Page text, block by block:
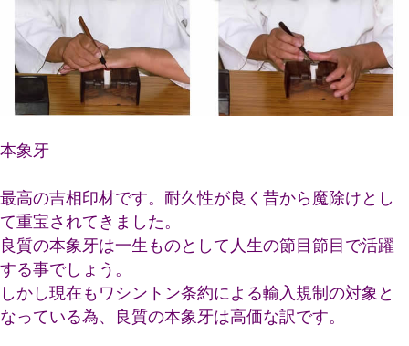
本象牙
最高の吉相印材です。耐久性が良く昔から魔除けとし
て重宝されてきました。
良質の本象牙は一生ものとして人生の節目節目で活躍
する事でしょう。
しかし現在もワシントン条約による輸入規制の対象と
なっている為、良質の本象牙は高価な訳です。